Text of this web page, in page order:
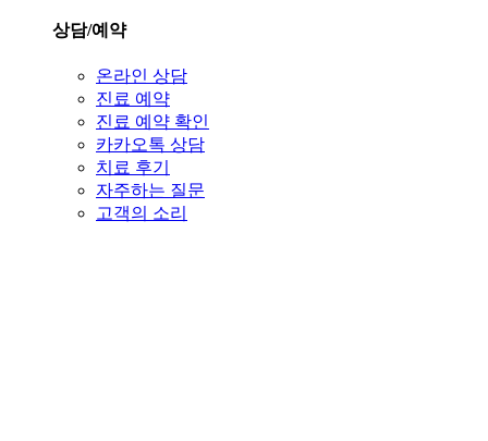
상담/예약
온라인 상담
진료 예약
진료 예약 확인
카카오톡 상담
치료 후기
자주하는 질문
고객의 소리